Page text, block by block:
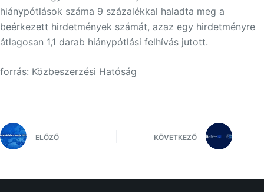
hiánypótlások száma 9 százalékkal haladta meg a
beérkezett hirdetmények számát, azaz egy hirdetményre
átlagosan 1,1 darab hiánypótlási felhívás jutott.
forrás: Közbeszerzési Hatóság
ELŐZŐ KÖVETKEZŐ